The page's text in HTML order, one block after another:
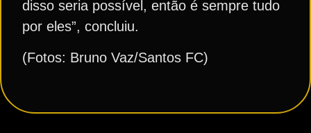
disso seria possível, então é sempre tudo
por eles”, concluiu.
(Fotos: Bruno Vaz/Santos FC)